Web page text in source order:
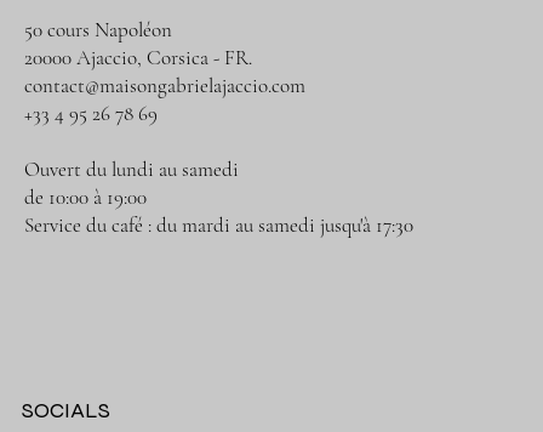
50 cours Napoléon
20000 Ajaccio, Corsica - FR.
contact@maisongabrielajaccio.com
+33 4 95 26 78 69
Ouvert du lundi au samedi
de 10:00 à 19:00
Service du café : du mardi au samedi jusqu'à 17:30
SOCIALS